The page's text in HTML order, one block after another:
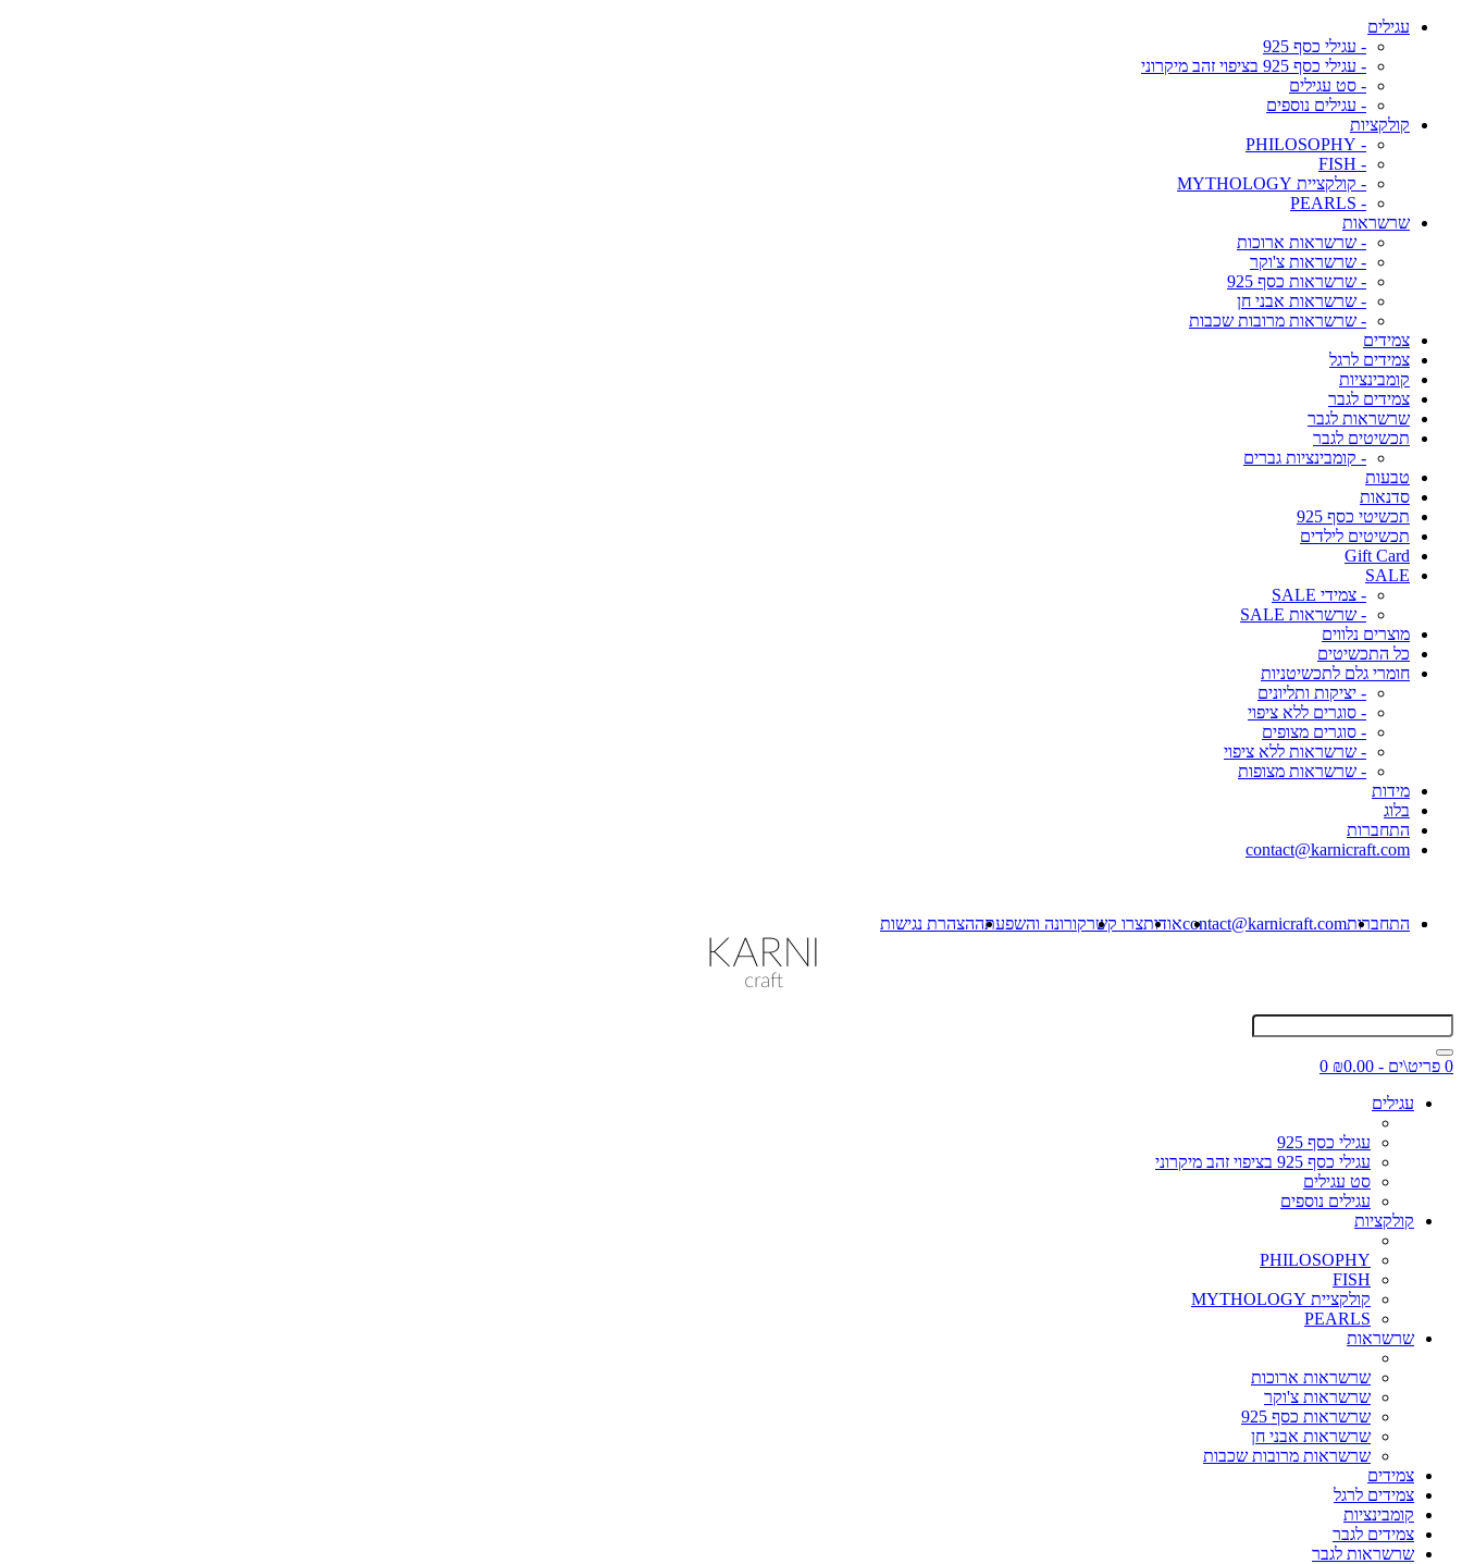
עגילים
- עגילי כסף 925
- עגילי כסף 925 בציפוי זהב מיקרוני
- סט עגילים
- עגילים נוספים
קולקציות
- PHILOSOPHY
- FISH
- קולקציית MYTHOLOGY
- PEARLS
שרשראות
- שרשראות ארוכות
- שרשראות צ'וקר
- שרשראות כסף 925
- שרשראות אבני חן
- שרשראות מרובות שכבות
צמידים
צמידים לרגל
קומבינציות
צמידים לגבר
שרשראות לגבר
תכשיטים לגבר
- קומבינציות גברים
טבעות
סדנאות
תכשיטי כסף 925
תכשיטים לילדים
Gift Card
SALE
- צמידי SALE
- שרשראות SALE
מוצרים נלווים
כל התכשיטים
חומרי גלם לתכשיטניות
- יציקות ותליונים
- סוגרים ללא ציפוי
- סוגרים מצופים
- שרשראות ללא ציפוי
- שרשראות מצופות
מידות
בלוג
התחברות
contact@karnicraft.com
התחברותcontact@karnicraft.comאודותצרו קשרקורונה והשפעתההצהרת נגישות
0 פריט\ים - ₪0.00
0
עגילים
עגילי כסף 925
עגילי כסף 925 בציפוי זהב מיקרוני
סט עגילים
עגילים נוספים
קולקציות
PHILOSOPHY
FISH
קולקציית MYTHOLOGY
PEARLS
שרשראות
שרשראות ארוכות
שרשראות צ'וקר
שרשראות כסף 925
שרשראות אבני חן
שרשראות מרובות שכבות
צמידים
צמידים לרגל
קומבינציות
צמידים לגבר
שרשראות לגבר